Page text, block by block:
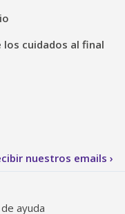
los cuidados al final
nuestros emails
ayuda